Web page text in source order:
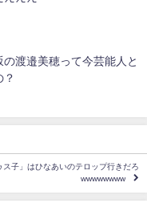
渡邉美穂って今芸能人と
？
ス子」はひなあいのテロップ行きだろ
wwwwwwww